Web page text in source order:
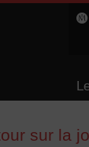
sur la